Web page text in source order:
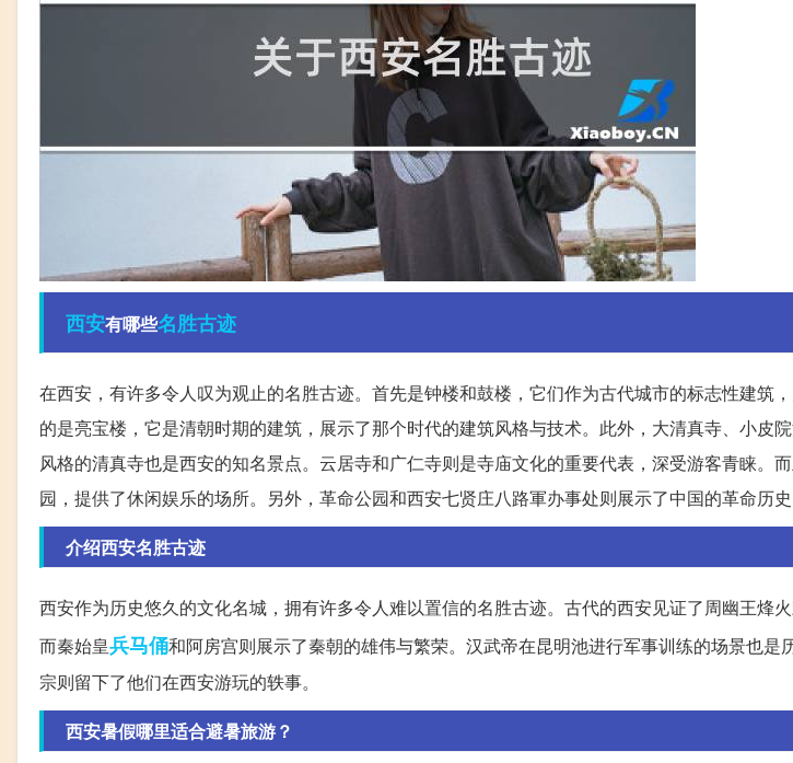
西安有哪些名胜古迹
在西安，有许多令人叹为观止的名胜古迹。首先是钟楼和鼓楼，它们作为古代城市的标志性建筑
的是亮宝楼，它是清朝时期的建筑，展示了那个时代的建筑风格与技术。此外，大清真寺、小皮
风格的清真寺也是西安的知名景点。云居寺和广仁寺则是寺庙文化的重要代表，深受游客青睐。
园，提供了休闲娱乐的场所。另外，革命公园和西安七贤庄八路軍办事处则展示了中国的革命历史
介绍西安名胜古迹
西安作为历史悠久的文化名城，拥有许多令人难以置信的名胜古迹。古代的西安见证了周幽王烽
而秦始皇兵马俑和阿房宫则展示了秦朝的雄伟与繁荣。汉武帝在昆明池进行军事训练的场景也是
宗则留下了他们在西安游玩的轶事。
西安暑假哪里适合避暑旅游？